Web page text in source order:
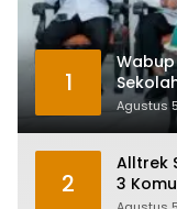
1
Tim
Agustus
2
Alltrek
3